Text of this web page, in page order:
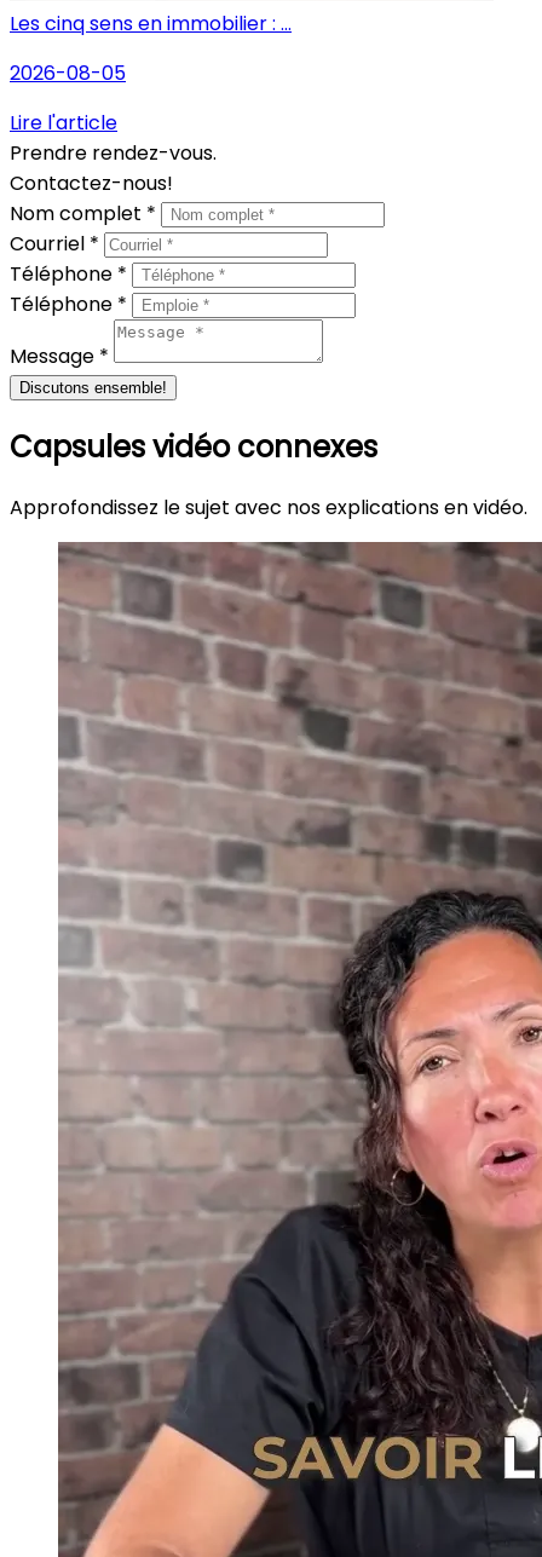
Les cinq sens en immobilier : ...
2026-08-05
Lire l'article
Prendre rendez-vous.
Contactez-nous!
Nom complet *
Courriel *
Téléphone *
Téléphone *
Message *
Discutons ensemble!
Capsules vidéo connexes
Approfondissez le sujet avec nos explications en vidéo.